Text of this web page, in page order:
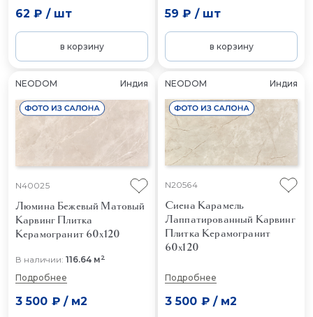
62 ₽ / шт
в корзину
59 ₽ / шт
в корзину
NEODOM Индия
N40025
Люмина Бежевый Матовый
Карвинг Плитка
Керамогранит 60x120
В наличии: 116.64 м2
Подробнее
3 500 ₽/ м2
NEODOM Индия
N20564
Сиена Карамель
Лаппатированный Карвинг
Плитка Керамогранит
60x120
Подробнее
3 500 ₽/ м2